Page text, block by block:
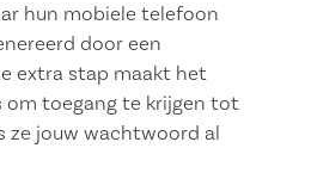
hun mobiele telefoon
door een
extra stap maakt het
om toegang te krijgen tot
ze jouw wachtwoord al